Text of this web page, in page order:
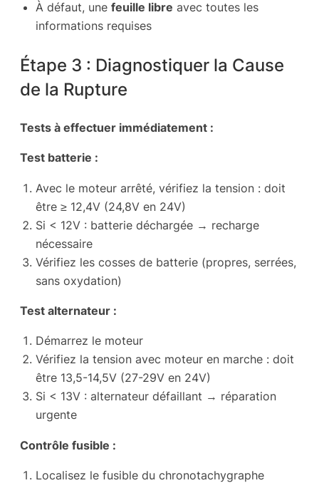
À défaut, une feuille libre avec toutes les
informations requises
Étape 3 : Diagnostiquer la Cause
de la Rupture
Tests à effectuer immédiatement :
Test batterie :
Avec le moteur arrêté, vérifiez la tension : doit
être ≥ 12,4V (24,8V en 24V)
Si < 12V : batterie déchargée → recharge
nécessaire
Vérifiez les cosses de batterie (propres, serrées,
sans oxydation)
Test alternateur :
Démarrez le moteur
Vérifiez la tension avec moteur en marche : doit
être 13,5-14,5V (27-29V en 24V)
Si < 13V : alternateur défaillant → réparation
urgente
Contrôle fusible :
Localisez le fusible du chronotachygraphe